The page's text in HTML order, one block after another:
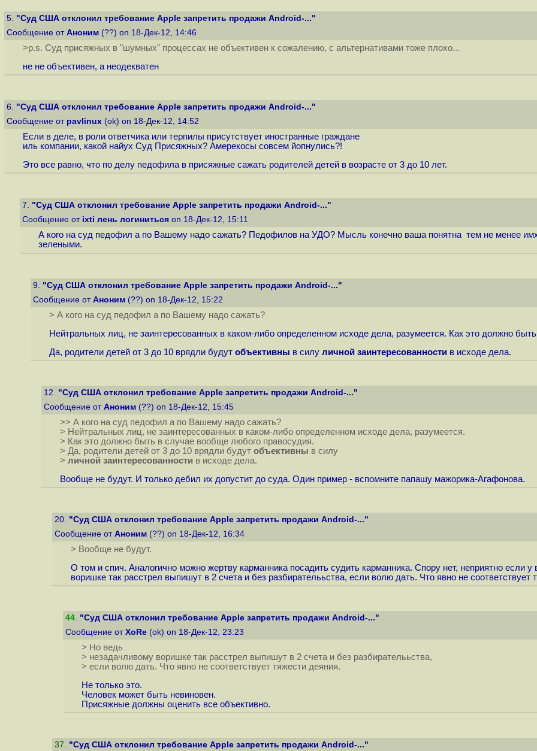
5. "Суд США отклонил требование Apple запретить продажи Android-..."
Сообщение от Аноним (??) on 18-Дек-12, 14:46
>p.s. Суд присяжных в "шумных" процессах не объективен к сожалению, с альтернативами тоже плохо...
не не объективен, a неодекватен
6. "Суд США отклонил требование Apple запретить продажи Android-..."
Сообщение от pavlinux (ok) on 18-Дек-12, 14:52
Если в деле, в роли ответчика или терпилы присутствует иностранные граждане
иль компании, какой найух Суд Присяжных? Амерекосы совсем йопнулись?!
Это все равно, что по делу педофила в присяжные сажать родителей детей в возрасте от 3 до 10 лет.
7. "Суд США отклонил требование Apple запретить продажи Android-..."
Сообщение от ixti лень логиниться on 18-Дек-12, 15:11
А кого на суд педофил а по Вашему надо сажать? Педофилов на УДО? Мысль конечно ваша понятна тем не менее
зелеными.
9. "Суд США отклонил требование Apple запретить продажи Android-..."
Сообщение от Аноним (??) on 18-Дек-12, 15:22
> А кого на суд педофил а по Вашему надо сажать?
Нейтральных лиц, не заинтересованных в каком-либо определенном исходе дела, разумеется. Как это должно
Да, родители детей от 3 до 10 врядли будут объективны в силу личной заинтересованностив исходе дела.
12. "Суд США отклонил требование Apple запретить продажи Android-..."
Сообщение от Аноним (??) on 18-Дек-12, 15:45
>> А кого на суд педофил а по Вашему надо сажать?
> Нейтральных лиц, не заинтересованных в каком-либо определенном исходе дела, разумеется.
> Как это должно быть в случае вообще любого правосудия.
> Да, родители детей от 3 до 10 врядли будут объективны в силу
> личной заинтересованностив исходе дела.
Вообще не будут. И только дебил их допустит до суда. Один пример - вспомните папашу мажорика-Агафонова.
20. "Суд США отклонил требование Apple запретить продажи Android-..."
Сообщение от Аноним (??) on 18-Дек-12, 16:34
> Вообще не будут.
О том и спич. Аналогично можно жертву карманника посадить судить карманника. Спору нет, неприятно если
воришке так расстрел выпишут в 2 счета и без разбирателььства, если волю дать. Что явно не соответствует
44. "Суд США отклонил требование Apple запретить продажи Android-..."
Сообщение от XoRe (ok) on 18-Дек-12, 23:23
> Но ведь
> незадачливому воришке так расстрел выпишут в 2 счета и без разбирателььства,
> если волю дать. Что явно не соответствует тяжести деяния.
Не только это.
Человек может быть невиновен.
Присяжные должны оценить все объективно.
37. "Суд США отклонил требование Apple запретить продажи Android-..."